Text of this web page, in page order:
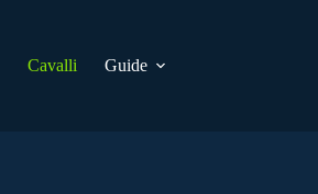
Cavalli Guide